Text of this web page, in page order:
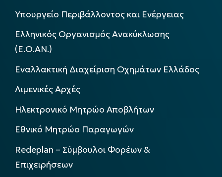
Υπουργείο Περιβάλλοντος και Ενέργειας
Ελληνικός Οργανισμός Ανακύκλωσης
(Ε.Ο.ΑΝ.)
Εναλλακτική Διαχείριση Οχημάτων Ελλάδος
Λιμενικές Αρχές
Ηλεκτρονικό Μητρώο Αποβλήτων
Εθνικό Μητρώο Παραγωγών
Redeplan – Σύμβουλοι Φορέων &
Επιχειρήσεων